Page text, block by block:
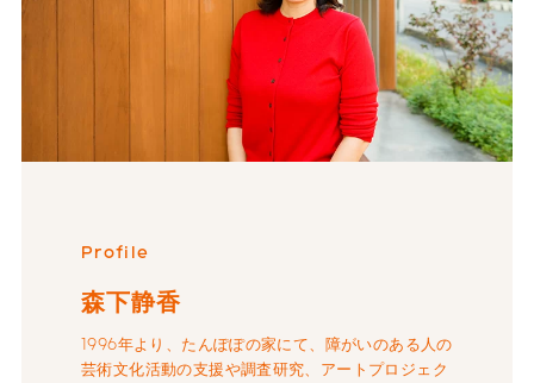
Profile
森下静香
1996年より、たんぽぽの家にて、障がいのある人の
芸術文化活動の支援や調査研究、アートプロジェク